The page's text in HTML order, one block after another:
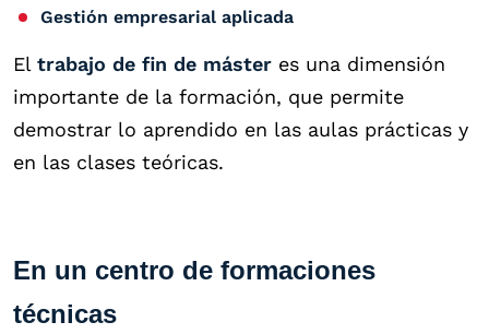
Gestión empresarial aplicada
El trabajo de fin de máster es una dimensión
importante de la formación, que permite
demostrar lo aprendido en las aulas prácticas y
en las clases teóricas.
En un centro de formaciones
técnicas